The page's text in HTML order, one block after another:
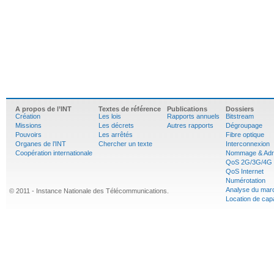
A propos de l’INT
Création
Missions
Pouvoirs
Organes de l’INT
Coopération internationale
Textes de référence
Les lois
Les décrets
Les arrêtés
Chercher un texte
Publications
Rapports annuels
Autres rapports
Dossiers
Bitstream
Dégroupage
Fibre optique
Interconnexion
Nommage &
QoS 2G/3G/4G
QoS Internet
Numérotation
Analyse du
Location de
© 2011 - Instance Nationale des Télécommunications.